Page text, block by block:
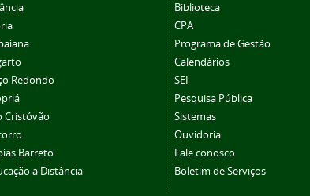
Redondo
Cristóvão
Barreto
a Distância
Biblioteca
CPA
Programa de Gestão
Calendários
SEI
Pesquisa Pública
Sistemas
Ouvidoria
Fale conosco
Boletim de Serviços